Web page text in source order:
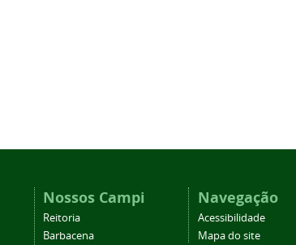
Nossos Campi
Reitoria
Barbacena
Navegação
Acessibilidade
Mapa do site